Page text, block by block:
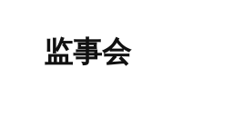
监事会